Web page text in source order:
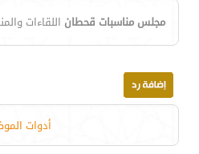
مجلس مناسبات قحطان اللقاءات
أدوات